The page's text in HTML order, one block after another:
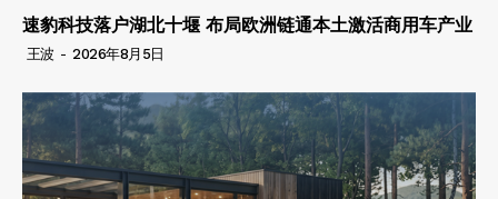
速豹科技落户湖北十堰 布局欧洲链通本土激活商用车产业
王波 - 2026年8月5日